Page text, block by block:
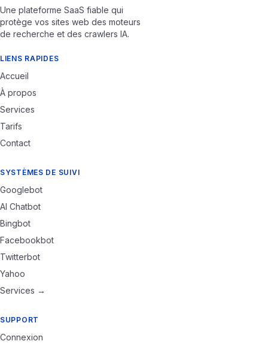
Une plateforme SaaS fiable qui
protège vos sites web des moteurs
de recherche et des crawlers IA.
LIENS RAPIDES
Accueil
À propos
Services
Tarifs
Contact
SYSTÈMES DE SUIVI
Googlebot
AI Chatbot
Bingbot
Facebookbot
Twitterbot
Yahoo
Services →
SUPPORT
Connexion